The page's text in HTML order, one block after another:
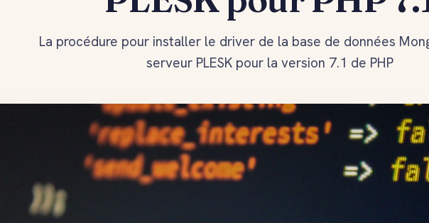
La procédure pour installer le driver de la base de données
serveur PLESK pour la version 7.1 de PHP